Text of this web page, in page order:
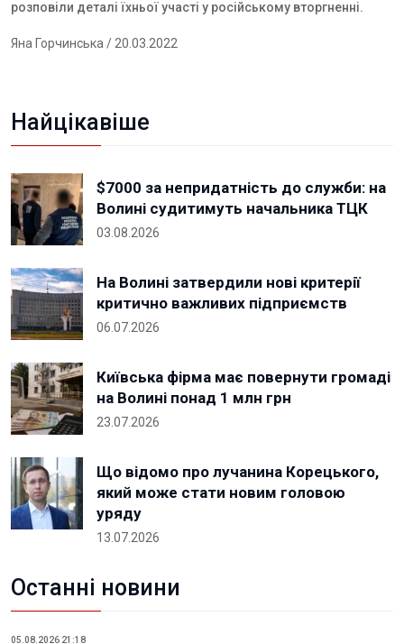
розповіли деталі їхньої участі у російському вторгненні.
Яна Горчинська / 20.03.2022
Найцікавіше
$7000 за непридатність до служби: на
Волині судитимуть начальника ТЦК
03.08.2026
На Волині затвердили нові критерії
критично важливих підприємств
06.07.2026
Київська фірма має повернути громаді
на Волині понад 1 млн грн
23.07.2026
Що відомо про лучанина Корецького,
який може стати новим головою
уряду
13.07.2026
Останні новини
05.08.2026 21:18